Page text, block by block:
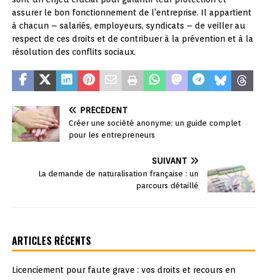
assurer le bon fonctionnement de l’entreprise. Il appartient
à chacun – salariés, employeurs, syndicats – de veiller au
respect de ces droits et de contribuer à la prévention et à la
résolution des conflits sociaux.
PRÉCÉDENT
Créer une société anonyme: un guide complet
pour les entrepreneurs
SUIVANT
La demande de naturalisation française : un
parcours détaillé
ARTICLES RÉCENTS
Licenciement pour faute grave : vos droits et recours en